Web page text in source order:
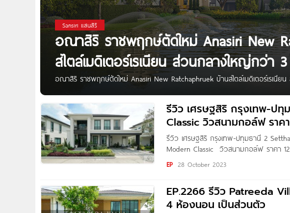
Sansiri แสนสิริ
อณาสิริ ราชพฤกษ์ตัดใหม่ Anasiri New
สไตล์เมดิเตอร์เรเนียน ส่วนกลางใหญ่กว่า
อณาสิริ ราชพฤกษ์ตัดใหม่ Anasiri New Ratchaphruek บ้านสไตล์เมดิเตอร์เรเนี
ใหม่ให้ความเป็นส่วนตัว จาก Sansiri ที่ตั้งโครงการอยู่บน ถ.ราชพฤกษ์-ปทุม ต.บาง
ทุกความสะดวกสบาย สะดวกทุกการเดินทาง เชื่อมต่อ
รีวิว เศรษฐสิริ กรุงเทพ-ปทุ
Classic วิวสนามกอล์ฟ ราค
รีวิว เศรษฐสิริ กรุงเทพ-ปทุมธานี 2
Modern Classic วิวสนามกอล์ฟ ราคา
เราจะพาไปชมโครงการใหม่ ‘เศรษฐสิริ กรุ
Modern Classic​ จาก
EP 28 October 2023
EP.2266 รีวิว Patreeda
4 ห้องนอน เป็นส่วนตัว